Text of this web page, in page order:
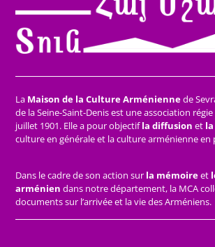
La Maison de la Culture Arméniennede
de la Seine-Saint-Denis est une association
juillet 1901. Elle a pour objectifla diffusion et
culture en générale et la culture arménienne en
Dans le cadre de son action sur la mémoireet
arménien dans notre département, la MCA
documents sur l’arrivée et la vie des Arméniens.